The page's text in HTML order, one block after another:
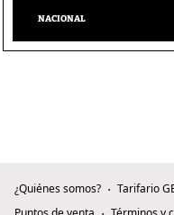
NACIONAL
¿Quiénes somos? Tarifario